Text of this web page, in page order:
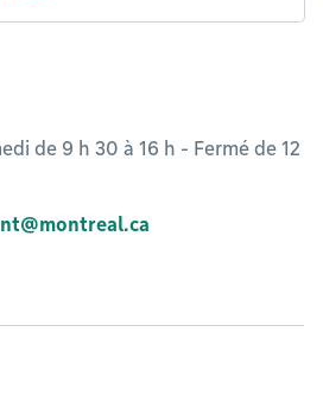
de 9 h 30 à 16 h - Fermé de 12